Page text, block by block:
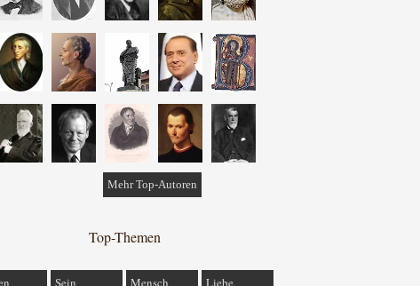
Mehr Top-Autoren
Top-Themen
Sein Mensch
Liebe